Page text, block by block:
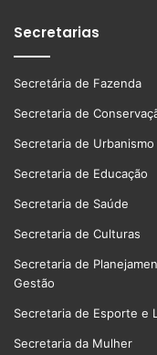
Secretarias
Secretária de Fazenda
Secretaria de
Secretaria de
Secretaria de Educação
Secretaria de Saúde
Secretaria de Culturas
Secretaria de
Gestão
Secretaria de Esporte e
Secretaria da Mulher